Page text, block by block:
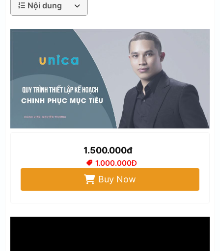
Nội dung
1.500.000đ
1.000.000Đ
Buy Now